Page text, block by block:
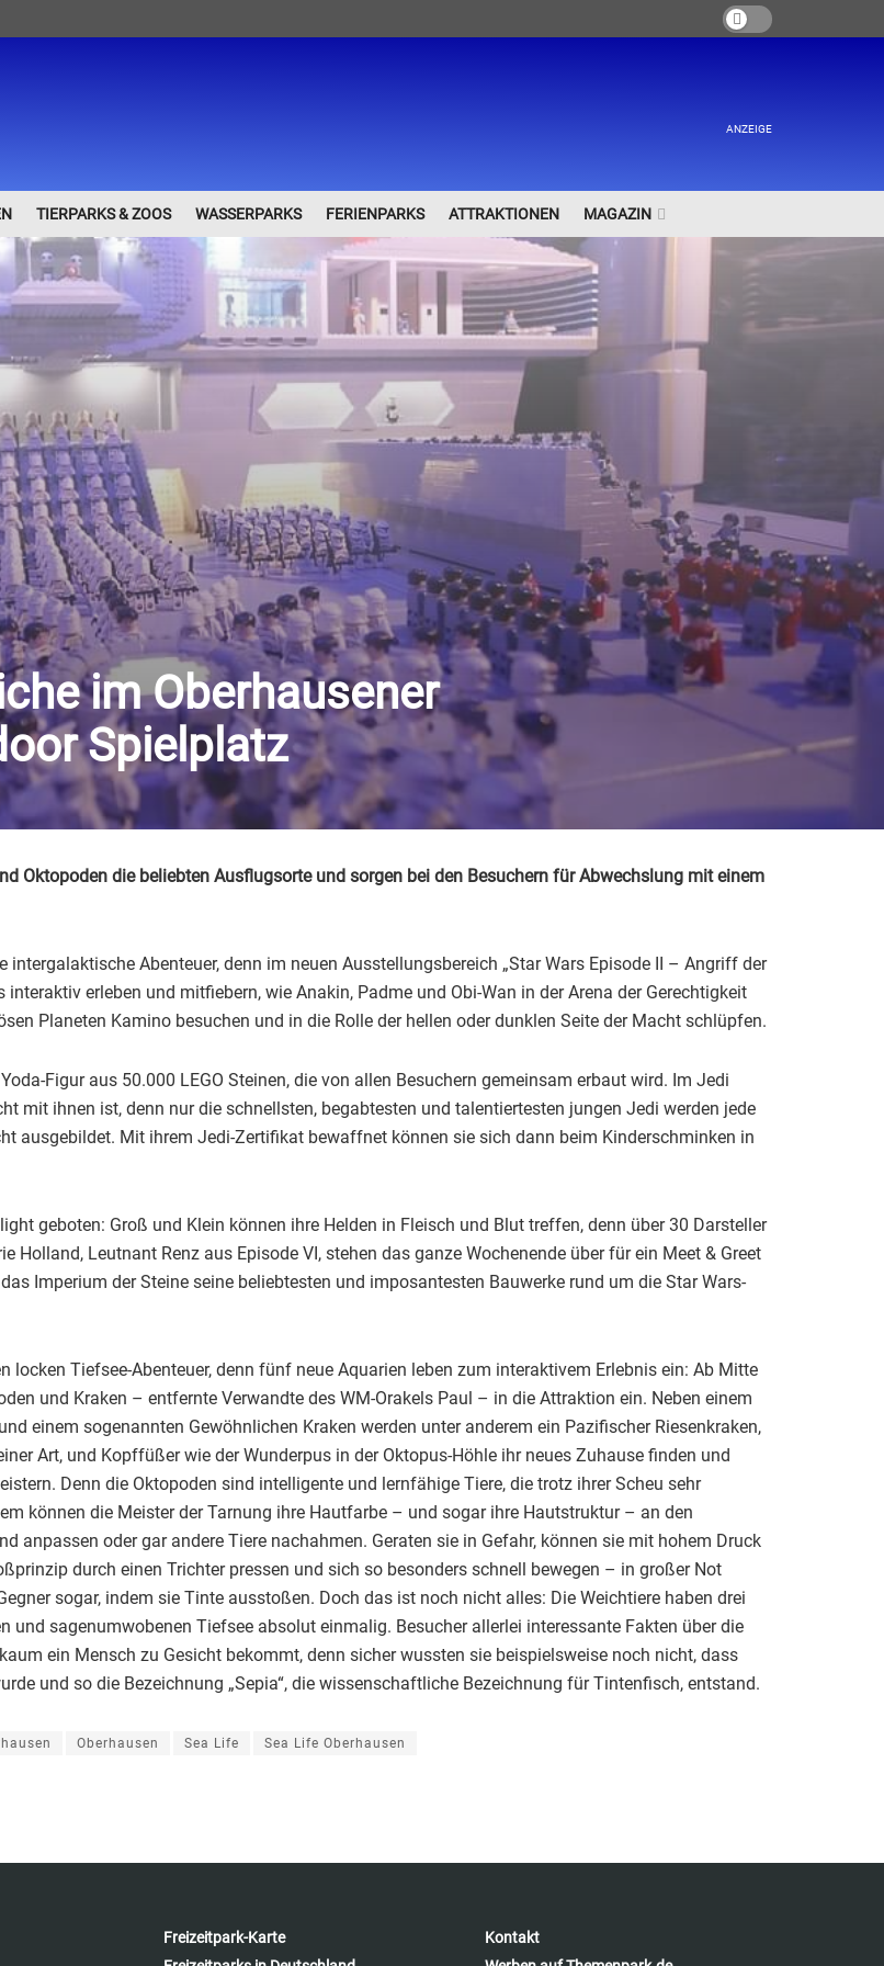
ANZEIGE
TIERPARKS & ZOOS WASSERPARKS FERIENPARKS ATTRAKTIONEN MAGAZIN
im Oberhausener
Spielplatz
Oktopoden die beliebten Ausflugsorte und sorgen bei den Besuchern für Abwechslung mit einem
intergalaktische Abenteuer, denn im neuen Ausstellungsbereich „Star Wars Episode II – Angriff der
erleben und mitfiebern, wie Anakin, Padme und Obi-Wan in der Arena der Gerechtigkeit
Planeten Kamino besuchen und in die Rolle der hellen oder dunklen Seite der Macht schlüpfen.
Figur aus 50.000 LEGO Steinen, die von allen Besuchern gemeinsam erbaut wird. Im Jedi
mit ihnen ist, denn nur die schnellsten, begabtesten und talentiertesten jungen Jedi werden jede
ausgebildet. Mit ihrem Jedi-Zertifikat bewaffnet können sie sich dann beim Kinderschminken in
geboten: Groß und Klein können ihre Helden in Fleisch und Blut treffen, denn über 30 Darsteller
Holland, Leutnant Renz aus Episode VI, stehen das ganze Wochenende über für ein Meet & Greet
Imperium der Steine seine beliebtesten und imposantesten Bauwerke rund um die Star Wars-
locken Tiefsee-Abenteuer, denn fünf neue Aquarien leben zum interaktivem Erlebnis ein: Ab Mitte
und Kraken – entfernte Verwandte des WM-Orakels Paul – in die Attraktion ein. Neben einem
einem sogenannten Gewöhnlichen Kraken werden unter anderem ein Pazifischer Riesenkraken,
Art, und Kopffüßer wie der Wunderpus in der Oktopus-Höhle ihr neues Zuhause finden und
Denn die Oktopoden sind intelligente und lernfähige Tiere, die trotz ihrer Scheu sehr
können die Meister der Tarnung ihre Hautfarbe – und sogar ihre Hautstruktur – an den
anpassen oder gar andere Tiere nachahmen. Geraten sie in Gefahr, können sie mit hohem Druck
durch einen Trichter pressen und sich so besonders schnell bewegen – in großer Not
sogar, indem sie Tinte ausstoßen. Doch das ist noch nicht alles: Die Weichtiere haben drei
und sagenumwobenen Tiefsee absolut einmalig. Besucher allerlei interessante Fakten über die
ein Mensch zu Gesicht bekommt, denn sicher wussten sie beispielsweise noch nicht, dass
und so die Bezeichnung „Sepia“, die wissenschaftliche Bezeichnung für Tintenfisch, entstand.
Oberhausen Sea Life Sea Life Oberhausen
Freizeitpark-Karte
Kontakt